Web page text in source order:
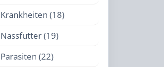
Krankheiten (18)
Nassfutter (19)
Parasiten (22)